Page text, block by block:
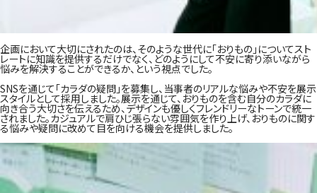
企画において大切にされたのは、そのような世代に「おりもの」についてスト
レートに知識を提供するだけでなく、どのようにして不安に寄り添いながら
悩みを解決することができるか、という視点でした。
SNSを通じて「カラダの疑問」を募集し、当事者のリアルな悩みや不安を展示
スタイルとして採用しました。展示を通じて、おりものを含む自分のカラダに
向き合う大切さを伝えるため、デザインも優しくフレンドリーなトーンで統一
されました。カジュアルで肩ひじ張らない雰囲気を作り上げ、おりものに関す
る悩みや疑問に改めて目を向ける機会を提供しました。